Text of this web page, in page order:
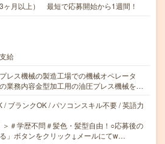
ヶ月以上） 最短で応募開始から1週間！
給
レス機械の製造工場での機械オペレータ
業務内容金型加工用の油圧プレス機械を…
/ ブランクOK / パソコンスキル不要 / 英語力
＞＃学歴不問＃髪色・髪型自由！○応募後の
」ボタンをクリック↓メールにてw…